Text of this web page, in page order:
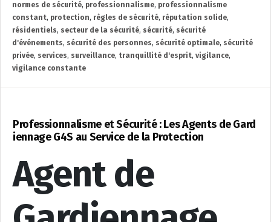
normes de sécurité, professionnalisme, professionnalisme
constant, protection, règles de sécurité, réputation solide,
résidentiels, secteur de la sécurité, sécurité, sécurité
d'événements, sécurité des personnes, sécurité optimale, sécurité
privée, services, surveillance, tranquillité d'esprit, vigilance,
vigilance constante
Professionnalisme et Sécurité : Les Agents de Gard
iennage G4S au Service de la Protection
Agent de